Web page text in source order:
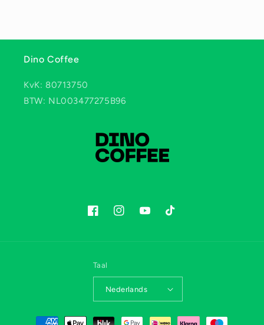
Dino Coffee
KvK: 80713750
BTW: NL003477275B96
FacebookInstagramYouTubeTikTok
Taal
Nederlands
Betaalmethoden